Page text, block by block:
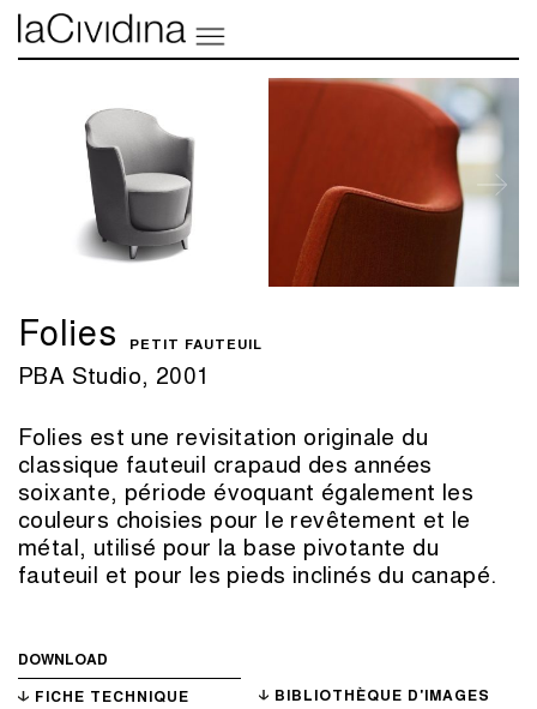
Folies PETIT FAUTEUIL
PBA Studio, 2001
Folies est une revisitation originale du
classique fauteuil crapaud des années
soixante, période évoquant également les
couleurs choisies pour le revêtement et le
métal, utilisé pour la base pivotante du
fauteuil et pour les pieds inclinés du canapé.
DOWNLOAD
FICHE TECHNIQUE
BIBLIOTHÈQUE D'IMAGES